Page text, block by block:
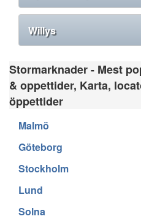
Willys
Stormarknader - Mest
& oppettider, Karta,
öppettider
Malmö
Göteborg
Stockholm
Lund
Solna